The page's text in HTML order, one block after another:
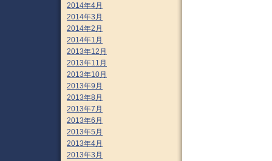
2014年4月
2014年3月
2014年2月
2014年1月
2013年12月
2013年11月
2013年10月
2013年9月
2013年8月
2013年7月
2013年6月
2013年5月
2013年4月
2013年3月